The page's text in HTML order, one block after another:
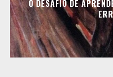
O DESAFIO DE